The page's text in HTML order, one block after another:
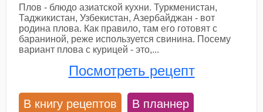
Плов - блюдо азиатской кухни. Туркменистан,
Таджикистан, Узбекистан, Азербайджан - вот
родина плова. Как правило, там его готовят с
бараниной, реже используется свинина. Посему
вариант плова с курицей - это,...
Посмотреть рецепт
В книгу рецептов В планнер